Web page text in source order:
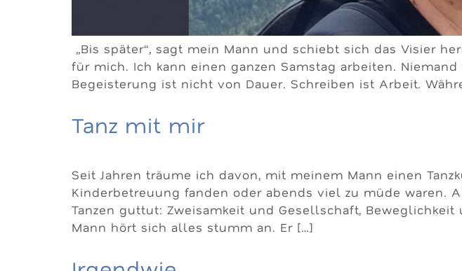
„Bis später“, sagt mein Mann und schiebt sich das Visier
für mich. Ich kann einen ganzen Samstag arbeiten.
Begeisterung ist nicht von Dauer. Schreiben ist Arbeit.
Tanz mit mir
Seit Jahren träume ich davon, mit meinem Mann einen
Kinderbetreuung fanden oder abends viel zu müde waren.
Tanzen guttut: Zweisamkeit und Gesellschaft,
Mann hört sich alles stumm an. Er […]